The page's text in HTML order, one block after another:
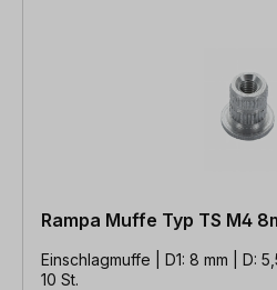
Rampa Muffe Typ TS M4
Einschlagmuffe | D1: 8 mm | D:
10 St.